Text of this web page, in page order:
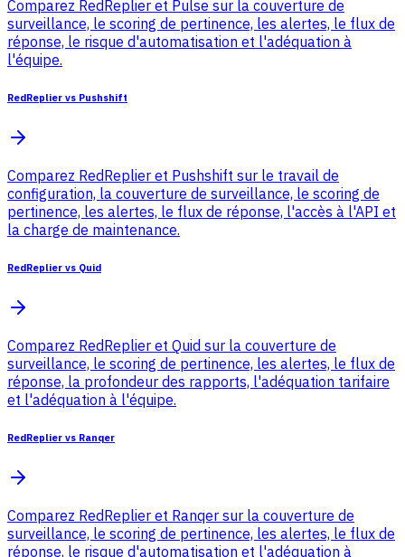
Comparez RedReplier et Pulse sur la couverture de
surveillance, le scoring de pertinence, les alertes, le flux de
réponse, le risque d'automatisation et l'adéquation à
l'équipe.
RedReplier vs Pushshift
Comparez RedReplier et Pushshift sur le travail de
configuration, la couverture de surveillance, le scoring de
pertinence, les alertes, le flux de réponse, l'accès à l'API et
la charge de maintenance.
RedReplier vs Quid
Comparez RedReplier et Quid sur la couverture de
surveillance, le scoring de pertinence, les alertes, le flux de
réponse, la profondeur des rapports, l'adéquation tarifaire
et l'adéquation à l'équipe.
RedReplier vs Ranqer
Comparez RedReplier et Ranqer sur la couverture de
surveillance, le scoring de pertinence, les alertes, le flux de
réponse, le risque d'automatisation et l'adéquation à